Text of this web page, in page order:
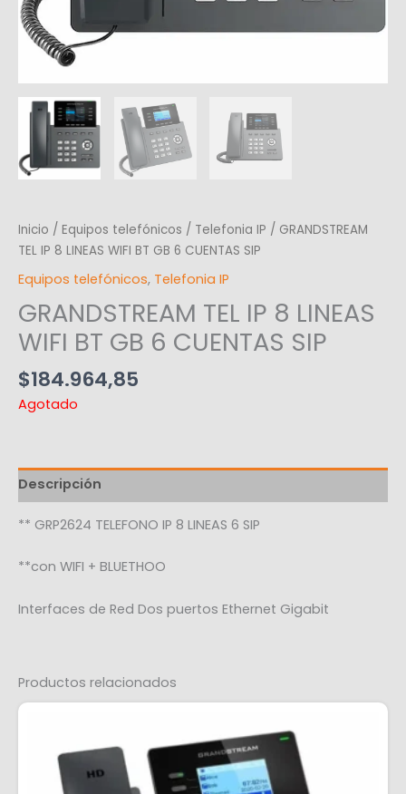
Inicio / Equipos telefónicos / Telefonia IP / GRANDSTREAM
TEL IP 8 LINEAS WIFI BT GB 6 CUENTAS SIP
Equipos telefónicos, Telefonia IP
GRANDSTREAM TEL IP 8 LINEAS
WIFI BT GB 6 CUENTAS SIP
$184.964,85
Agotado
Descripción
** GRP2624 TELEFONO IP 8 LINEAS 6 SIP
**con WIFI + BLUETHOO
Interfaces de Red Dos puertos Ethernet Gigabit
Productos relacionados